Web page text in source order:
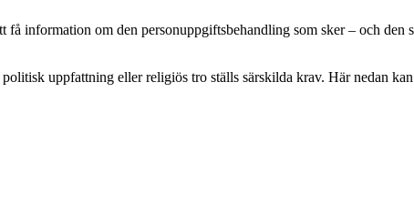
få information om den personuppgiftsbehandling som sker – och
uppfattning eller religiös tro ställs särskilda krav. Här nedan